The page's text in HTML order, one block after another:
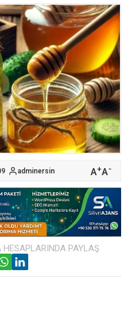
adminersin A+A-
HESAPLARINDA PAYLAŞ